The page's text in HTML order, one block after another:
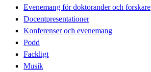
Evenemang för doktorander och forskare
Docentpresentationer
Konferenser och evenemang
Podd
Fackligt
Musik